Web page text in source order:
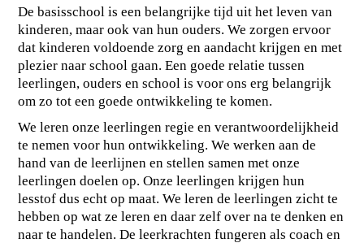
De basisschool is een belangrijke tijd uit het leven van
kinderen, maar ook van hun ouders. We zorgen ervoor
dat kinderen voldoende zorg en aandacht krijgen en met
plezier naar school gaan. Een goede relatie tussen
leerlingen, ouders en school is voor ons erg belangrijk
om zo tot een goede ontwikkeling te komen.
We leren onze leerlingen regie en verantwoordelijkheid
te nemen voor hun ontwikkeling. We werken aan de
hand van de leerlijnen en stellen samen met onze
leerlingen doelen op. Onze leerlingen krijgen hun
lesstof dus echt op maat. We leren de leerlingen zicht te
hebben op wat ze leren en daar zelf over na te denken en
naar te handelen. De leerkrachten fungeren als coach en